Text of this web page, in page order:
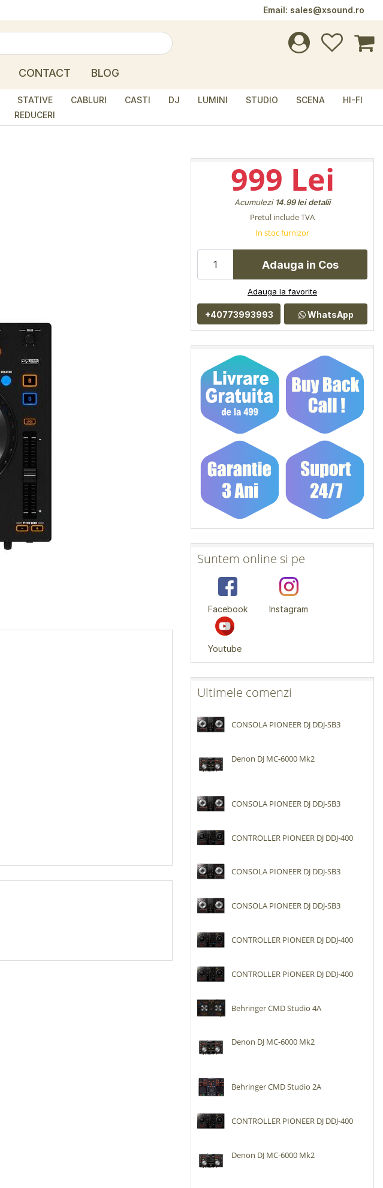
Email: sales@xsound.ro
CONTACT BLOG
STATIVE CABLURI CASTI DJ LUMINI STUDIO SCENA
HI-FI
REDUCERI
999 Lei
Acumulezi 14.99 lei detalii
Pretul include TVA
In stoc furnizor
Adauga in Cos
Adauga la favorite
+40773993993 WhatsApp
Suntem online si pe
Facebook Instagram
Youtube
Ultimele comenzi
CONSOLA PIONEER DJ DDJ-SB3
Denon DJ MC-6000 Mk2
CONSOLA PIONEER DJ DDJ-SB3
CONTROLLER PIONEER DJ DDJ-400
CONSOLA PIONEER DJ DDJ-SB3
CONSOLA PIONEER DJ DDJ-SB3
CONTROLLER PIONEER DJ DDJ-400
CONTROLLER PIONEER DJ DDJ-400
Behringer CMD Studio 4A
Denon DJ MC-6000 Mk2
Behringer CMD Studio 2A
CONTROLLER PIONEER DJ DDJ-400
Denon DJ MC-6000 Mk2